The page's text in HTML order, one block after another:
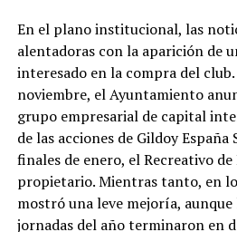
En el plano institucional, las
alentadoras con la aparición de
interesado en la compra del
noviembre, el Ayuntamiento
grupo empresarial de capital
de las acciones de Gildoy España
finales de enero, el Recreativo
propietario. Mientras tanto, en
mostró una leve mejoría,
jornadas del año terminaron en